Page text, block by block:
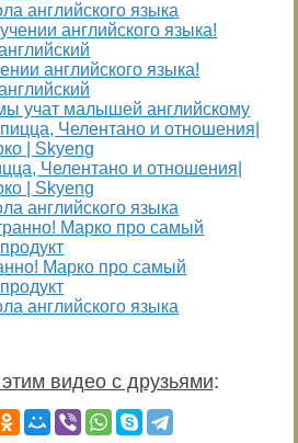
английского языка
английского языка!
учат малышей английскому
Челентано и отношения|
| Skyeng
английского языка
Марко про самый
английского языка
видео с друзьями: